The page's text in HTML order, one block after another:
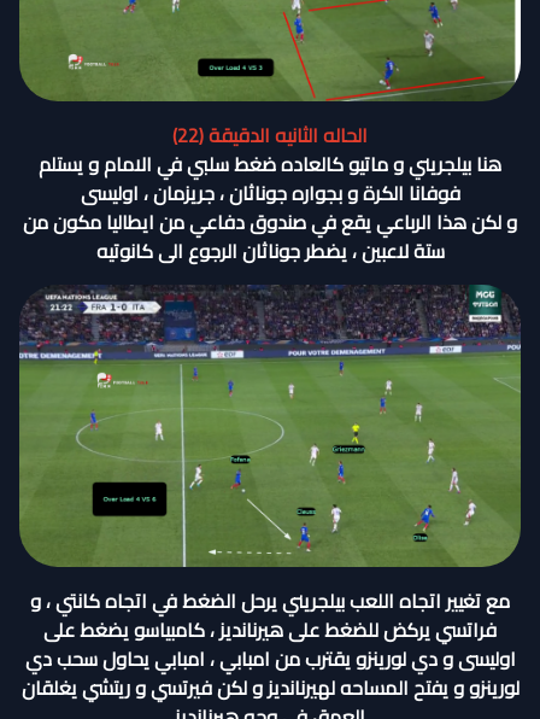
الحاله الثانيه الدقيقة (22)
هنا بيلجريني و ماتيو كالعاده ضغط سلبي في الامام و يستلم
فوفانا الكرة و بجواره جوناثان ، جريزمان ، اوليسى
و لكن هذا الرباعي يقع في صندوق دفاعي من ايطاليا مكون من
ستة لاعبين ، يضطر جوناثان الرجوع الى كانوتيه
مع تغيير اتجاه اللعب بيلجريني يرحل الضغط في اتجاه كانتي ، و
فراتسي يركض للضغط على هيرنانديز ، كامبياسو يضغط على
اوليسى و دي لورينزو يقترب من امبابي ، امبابي يحاول سحب دي
لورينزو و يفتح المساحه لهيرنانديز و لكن فيرتسي و ريتشي يغلقان